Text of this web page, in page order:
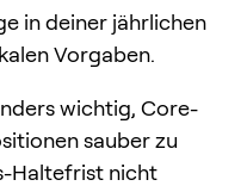
in deiner jährlichen
Vorgaben.
wichtig, Core-
sauber zu
Haltefrist nicht